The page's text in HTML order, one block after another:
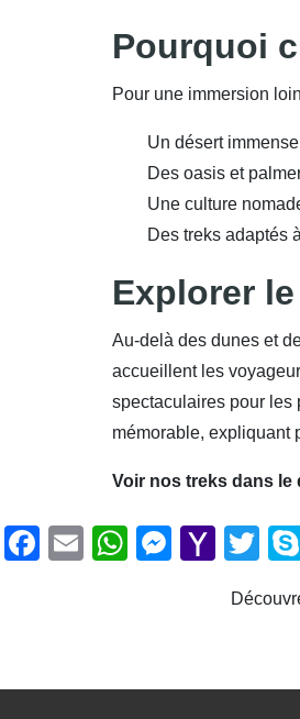
Pourquoi
Pour une immersion
Un désert
Des oasis et
Une culture
Des treks adaptés
Explorer
Au-delà des dunes et
accueillent les
spectaculaires pour les
mémorable, expliquant
Voir nos treks dans le
F
b
E
W
A
M
n
Y
h
o
T
tt